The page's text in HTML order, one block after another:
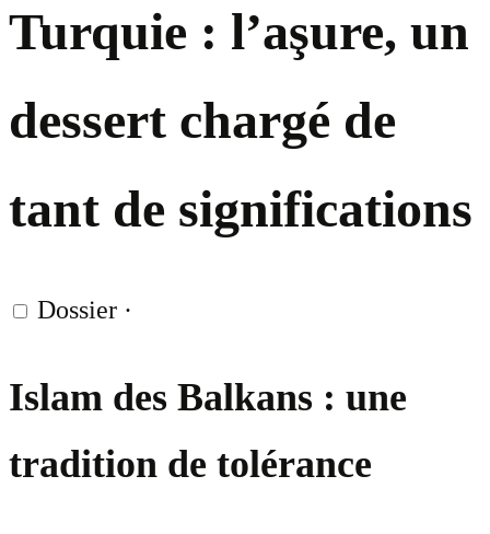
Turquie : l’aşure, un
dessert chargé de
tant de significations
Dossier ·
Islam des Balkans : une
tradition de tolérance